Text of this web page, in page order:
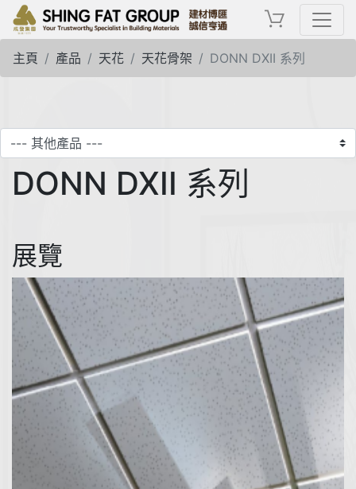
主頁 產品 天花 天花骨架 DONN DXII 系列
DONN DXII 系列
展覽